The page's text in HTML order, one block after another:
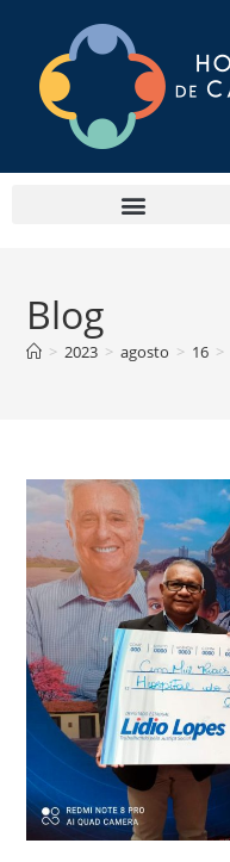
Blog
> 2023 > agosto > 16 >